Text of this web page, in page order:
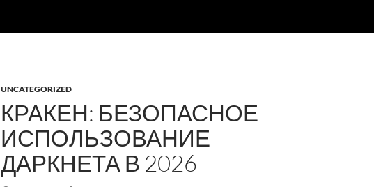
UNCATEGORIZED
КРАКЕН: БЕЗОПАСНОЕ
ИСПОЛЬЗОВАНИЕ
ДАРКНЕТА В 2026